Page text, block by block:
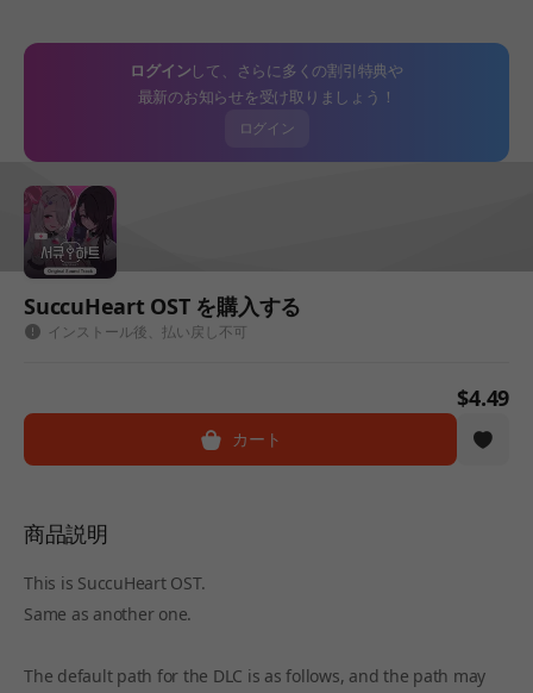
ログインして、さらに多くの割引特典や
最新のお知らせを受け取りましょう！
ログイン
SuccuHeart OST を購入する
インストール後、払い戻し不可
$4.49
カート
商品説明
This is SuccuHeart OST.
Same as another one.
The default path for the DLC is as follows, and the path may